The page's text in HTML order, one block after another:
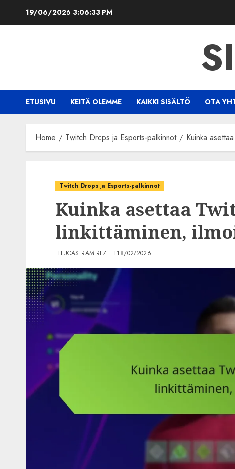
19/06/2026 3:06:34 PM
ETUSIVU KEITÄ OLEMME KAIKKI SISÄLTÖ OTA
Home Twitch Drops ja Esports-palkinnot Kuinka
Twitch Drops ja Esports-palkinnot
Kuinka asettaa
linkittäminen,
LUCAS RAMIREZ 18/02/2026